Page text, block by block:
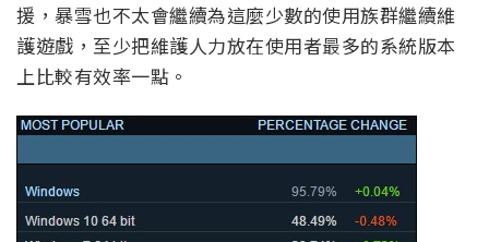
援，暴雪也不太會繼續為這麼少數的使用族群繼續維
護遊戲，至少把維護人力放在使用者最多的系統版本
上比較有效率一點。